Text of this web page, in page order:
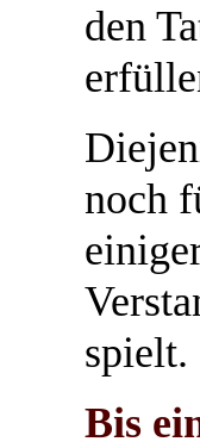
den
noch
spielt.
Bis